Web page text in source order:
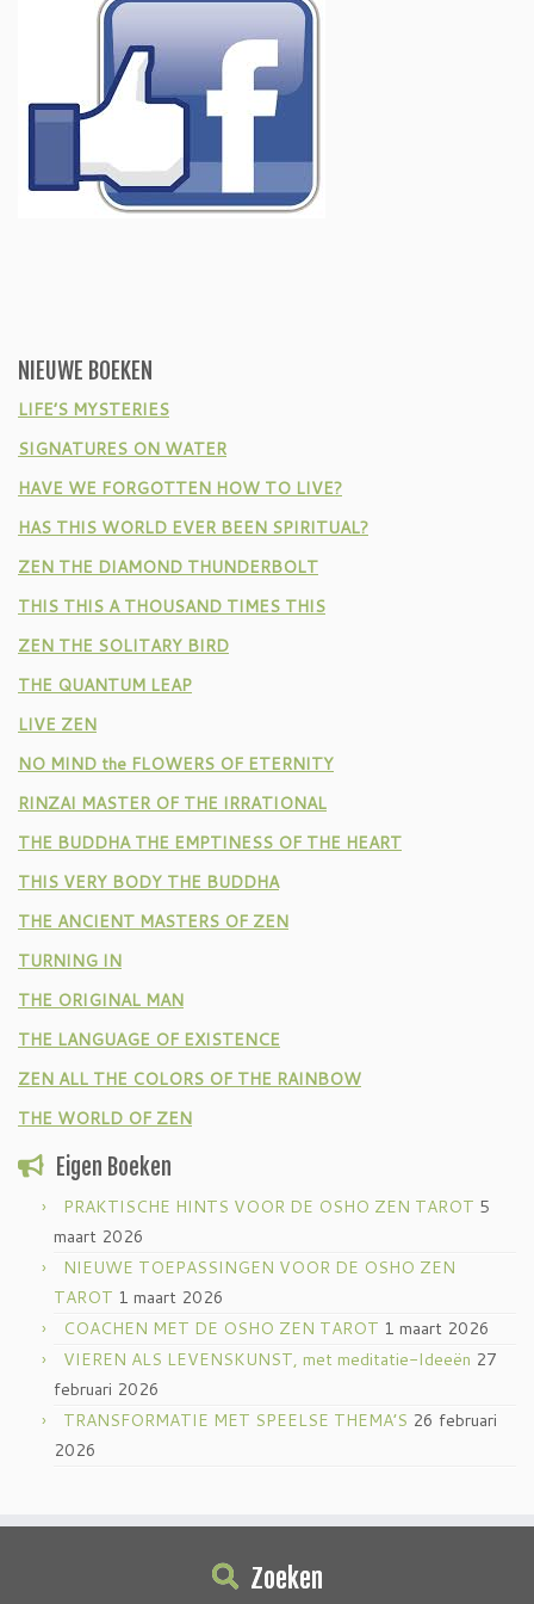
NIEUWE BOEKEN
LIFE’S MYSTERIES
SIGNATURES ON WATER
HAVE WE FORGOTTEN HOW TO LIVE?
HAS THIS WORLD EVER BEEN SPIRITUAL?
ZEN THE DIAMOND THUNDERBOLT
THIS THIS A THOUSAND TIMES THIS
ZEN THE SOLITARY BIRD
THE QUANTUM LEAP
LIVE ZEN
NO MIND the FLOWERS OF ETERNITY
RINZAI MASTER OF THE IRRATIONAL
THE BUDDHA THE EMPTINESS OF THE HEART
THIS VERY BODY THE BUDDHA
THE ANCIENT MASTERS OF ZEN
TURNING IN
THE ORIGINAL MAN
THE LANGUAGE OF EXISTENCE
ZEN ALL THE COLORS OF THE RAINBOW
THE WORLD OF ZEN
Eigen Boeken
PRAKTISCHE HINTS VOOR DE OSHO ZEN TAROT 5
maart 2026
NIEUWE TOEPASSINGEN VOOR DE OSHO ZEN
TAROT 1 maart 2026
COACHEN MET DE OSHO ZEN TAROT 1 maart 2026
VIEREN ALS LEVENSKUNST, met meditatie-Ideeën 27
februari 2026
TRANSFORMATIE MET SPEELSE THEMA’S 26 februari
2026
Zoeken